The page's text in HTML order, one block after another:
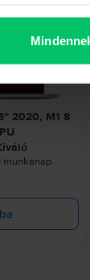
2020, M1 8
munkanap